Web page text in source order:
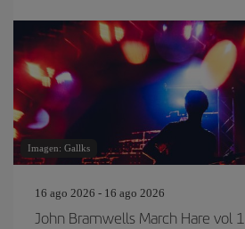
Imagen: Gallks
16 ago 2026 - 16 ago 2026
John Bramwells March Hare vol 1